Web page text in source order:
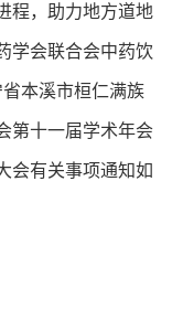
程，助力地方道地
学会联合会中药饮
本溪市桓仁满族
第十一届学术年会
会有关事项通知如